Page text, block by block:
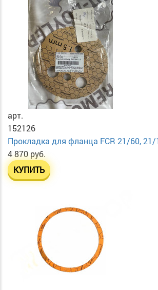
арт.
152126
Прокладка для фланца FCR 21/60, 21/
4 870 руб.
КУПИТЬ